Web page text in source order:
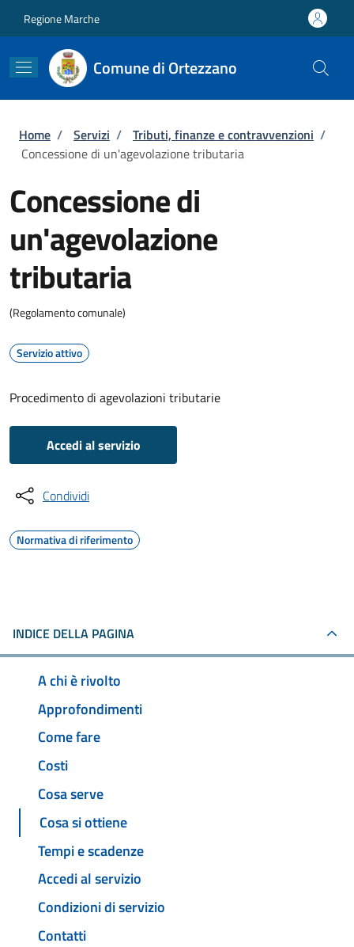
Regione Marche
Comune di Ortezzano
Briciole di pane
Home / Servizi / Tributi, finanze e contravvenzioni /
Concessione di un'agevolazione tributaria
Concessione di
un'agevolazione
tributaria
(Regolamento comunale)
Servizio attivo
Procedimento di agevolazioni tributarie
Accedi al servizio
Condividi
Normativa di riferimento
INDICE DELLA PAGINA
A chi è rivolto
Approfondimenti
Come fare
Costi
Cosa serve
Cosa si ottiene
Tempi e scadenze
Accedi al servizio
Condizioni di servizio
Contatti